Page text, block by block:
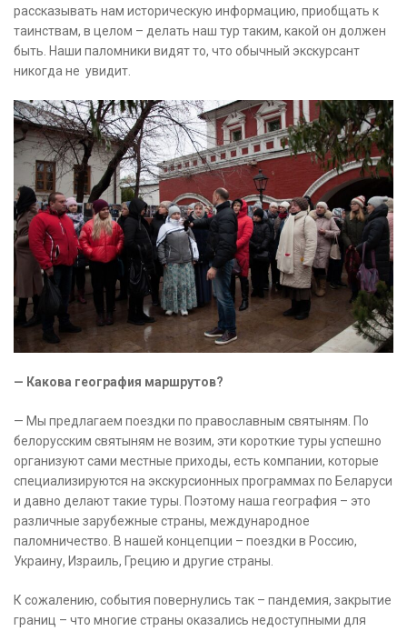
рассказывать нам историческую информацию, приобщать к
таинствам, в целом – делать наш тур таким, какой он должен
быть. Наши паломники видят то, что обычный экскурсант
никогда не увидит.
— Какова география маршрутов?
— Мы предлагаем поездки по православным святыням. По
белорусским святыням не возим, эти короткие туры успешно
организуют сами местные приходы, есть компании, которые
специализируются на экскурсионных программах по Беларуси
и давно делают такие туры. Поэтому наша география – это
различные зарубежные страны, международное
паломничество. В нашей концепции – поездки в Россию,
Украину, Израиль, Грецию и другие страны.
К сожалению, события повернулись так – пандемия, закрытие
границ – что многие страны оказались недоступными для